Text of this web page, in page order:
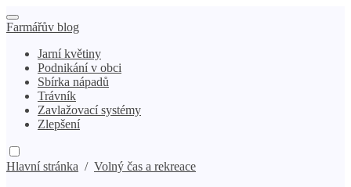
Farmářův blog
Jarní květiny
Podnikání v obci
Sbírka nápadů
Trávník
Zavlažovací systémy
Zlepšení
Hlavní stránka / Volný čas a rekreace